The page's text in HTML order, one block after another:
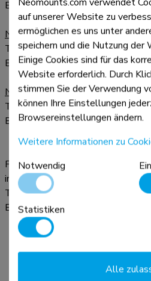
E-mail:
Neomounts Mittlerer Osten
Tel:+44 7788 239872
E-mail:
Neomounts Israel
Tel:+44 7788 239872
E-mail:
Für alle anderen Ländern, wenden
internationaler Vertrieb:
Tel:+(0)23 547 8 888
E-mail:
auf unserer Website zu
ermöglichen es uns unter
speichern und die Nutzung der
Einige Cookies sind für das
Website erforderlich. Durch
stimmen Sie der Verwendung
können Ihre Einstellungen
Browsereinstellungen ändern.
Weitere Informationen zu
Notwendig
Statistiken
Alle